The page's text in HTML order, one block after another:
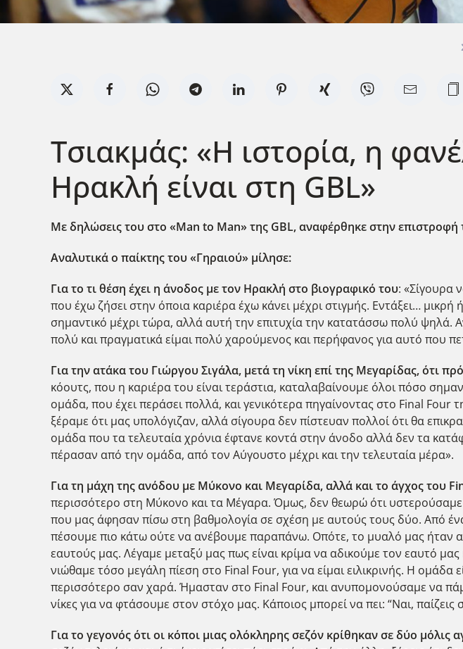
Τσιακμάς: «Η ιστορία, η
Ηρακλή είναι στη GBL»
Με δηλώσεις του στο «Man to Man» της GBL, αναφέρθηκε στην
Αναλυτικά ο παίκτης του «Γηραιού» μίλησε:
Για το τι θέση έχει η άνοδος με τον Ηρακλή στο βιογραφικό του: «Σίγουρα
που έχω ζήσει στην όποια καριέρα έχω κάνει μέχρι στιγμής. Εντάξει…
σημαντικό μέχρι τώρα, αλλά αυτή την επιτυχία την κατατάσσω πολύ ψηλά.
πολύ και πραγματικά είμαι πολύ χαρούμενος και περήφανος για αυτό που
Για την ατάκα του Γιώργου Σιγάλα, μετά τη νίκη επί της Μεγαρίδας, ότι
κόουτς, που η καριέρα του είναι τεράστια, καταλαβαίνουμε όλοι πόσο
ομάδα, που έχει περάσει πολλά, και γενικότερα πηγαίνοντας στο Final
ξέραμε ότι μας υπολόγιζαν, αλλά σίγουρα δεν πίστευαν πολλοί ότι θα
ομάδα που τα τελευταία χρόνια έφτανε κοντά στην άνοδο αλλά δεν τα
πέρασαν από την ομάδα, από τον Αύγουστο μέχρι και την τελευταία μέρα».
Για τη μάχη της ανόδου με Μύκονο και Μεγαρίδα, αλλά και το άγχος του
περισσότερο στη Μύκονο και τα Μέγαρα. Όμως, δεν θεωρώ ότι
που μας άφησαν πίσω στη βαθμολογία σε σχέση με αυτούς τους δύο. Από
πέσουμε πιο κάτω ούτε να ανέβουμε παραπάνω. Οπότε, το μυαλό μας ήταν
εαυτούς μας. Λέγαμε μεταξύ μας πως είναι κρίμα να αδικούμε τον εαυτό
νιώθαμε τόσο μεγάλη πίεση στο Final Four, για να είμαι ειλικρινής. Η ομάδα
περισσότερο σαν χαρά. Ήμασταν στο Final Four, και ανυπομονούσαμε να
νίκες για να φτάσουμε στον στόχο μας. Κάποιος μπορεί να πει: “Ναι,
Για το γεγονός ότι οι κόποι μιας ολόκληρης σεζόν κρίθηκαν σε δύο μόλις